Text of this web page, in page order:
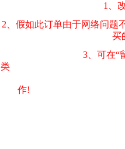
1、改变商品数量
2、假如此订单由
买的邮品的“
3、可在“
类 方式告之
作!